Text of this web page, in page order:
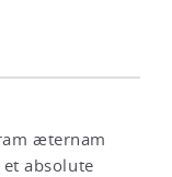
æternam
absolute